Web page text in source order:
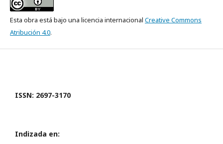
Esta obra está bajo una licencia internacional Creative Commons
Atribución 4.0.
ISSN: 2697-3170
Indizada en: